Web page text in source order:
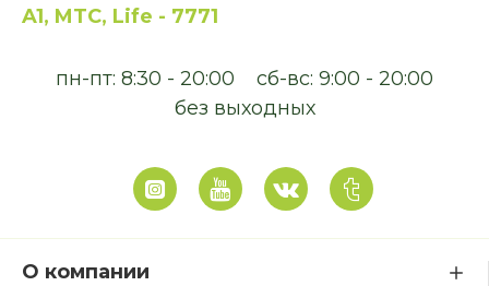
A1, MTC, Life - 7771
пн-пт: 8:30 - 20:00
сб-вс: 9:00 - 20:00
без выходных
О компании